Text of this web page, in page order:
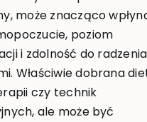
może znacząco
poziom
i zdolność do
Właściwie dobrana
czy technik
ale może być